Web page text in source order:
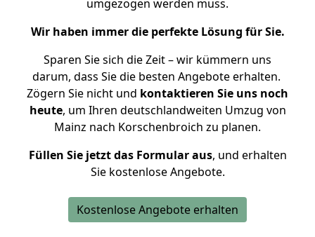
umgezogen werden muss.
Wir haben immer die perfekte Lösung für Sie.
Sparen Sie sich die Zeit – wir kümmern uns
darum, dass Sie die besten Angebote erhalten.
Zögern Sie nicht und kontaktieren Sie uns noch
heute, um Ihren deutschlandweiten Umzug von
Mainz nach Korschenbroich zu planen.
Füllen Sie jetzt das Formular aus, und erhalten
Sie kostenlose Angebote.
Kostenlose Angebote erhalten